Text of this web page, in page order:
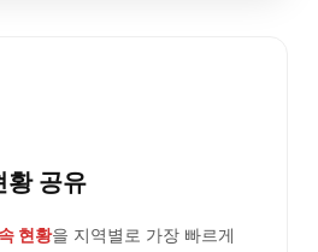
황 공유
현황을 지역별로 가장 빠르게